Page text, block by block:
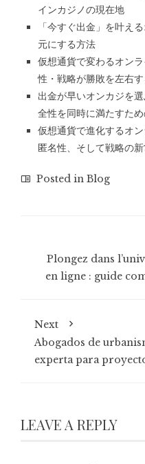
インカジノの現在地
「今すぐ出金」を叶え
元にする方法
仮想通貨で変わるオン
性・戦略が勝敗を左右す
出金が早いオンカジを
全性を同時に満たすた
仮想通貨で進化するオ
匿名性、そして戦略の
Posted in Blog
Plongez dans
en ligne : guide
Next
Abogados de
experta para
LEAVE A REPLY